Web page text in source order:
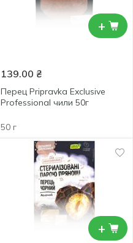
+
139.00 ₴
Перец Pripravka Exclusive
Professional чили 50г
50 г
+